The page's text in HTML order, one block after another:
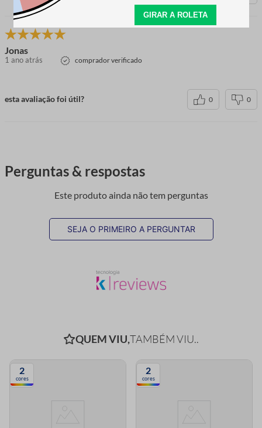
Jonas
1 ano atrás comprador verificado
esta avaliação foi útil? 0 0
Perguntas & respostas
Este produto ainda não tem perguntas
SEJA O PRIMEIRO A PERGUNTAR
QUEM VIU,TAMBÉM VIU..
2
cores
2
cores